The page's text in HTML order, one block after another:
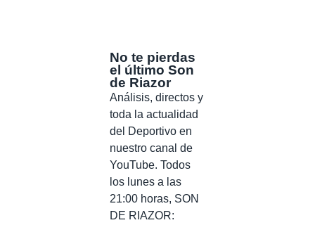
No te pierdas
el último Son
de Riazor
Análisis, directos y
toda la actualidad
del Deportivo en
nuestro canal de
YouTube. Todos
los lunes a las
21:00 horas, SON
DE RIAZOR: